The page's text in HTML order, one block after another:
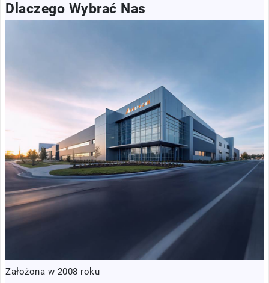
Dlaczego Wybrać Nas
Założona w 2008 roku